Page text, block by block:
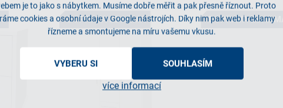
je to jako s nábytkem. Musíme dobře měřit a pak přesně říznout. Proto
cookies a osobní údaje v Google nástrojích. Díky nim pak web i reklamy
řízneme a smontujeme na míru vašemu vkusu.
VYBERU SI SOUHLASÍM
více informací
DOPRAVA ZDARMA DOPRAVA ZDARMA